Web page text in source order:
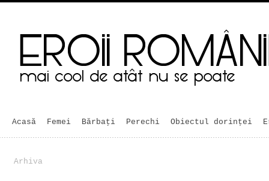
Acasă Femei Bărbaţi Perechi Obiectul dorinței
Arhiva